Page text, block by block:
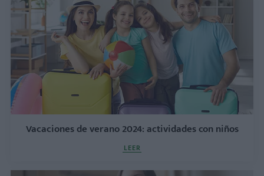
Vacaciones de verano 2024: actividades con niños
LEER